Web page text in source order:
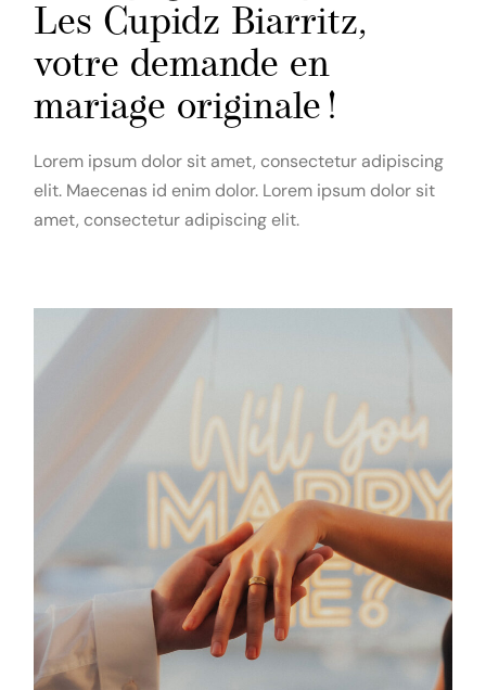
Les Cupidz Biarritz,
votre demande en
mariage originale !
Lorem ipsum dolor sit amet, consectetur adipiscing
elit. Maecenas id enim dolor. Lorem ipsum dolor sit
amet, consectetur adipiscing elit.